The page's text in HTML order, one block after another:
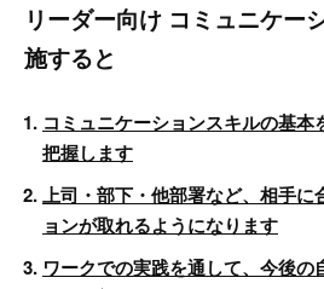
リーダー向け コミュニケー
施すると
コミュニケーションスキルの基
把握します
上司・部下・他部署など、相手に
ョンが取れるようになります
ワークでの実践を通して、今後の